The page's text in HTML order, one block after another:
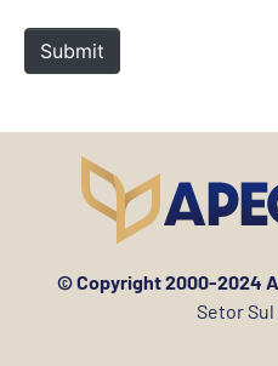
e
Submit
© Copyright 2000-2024
Setor Sul